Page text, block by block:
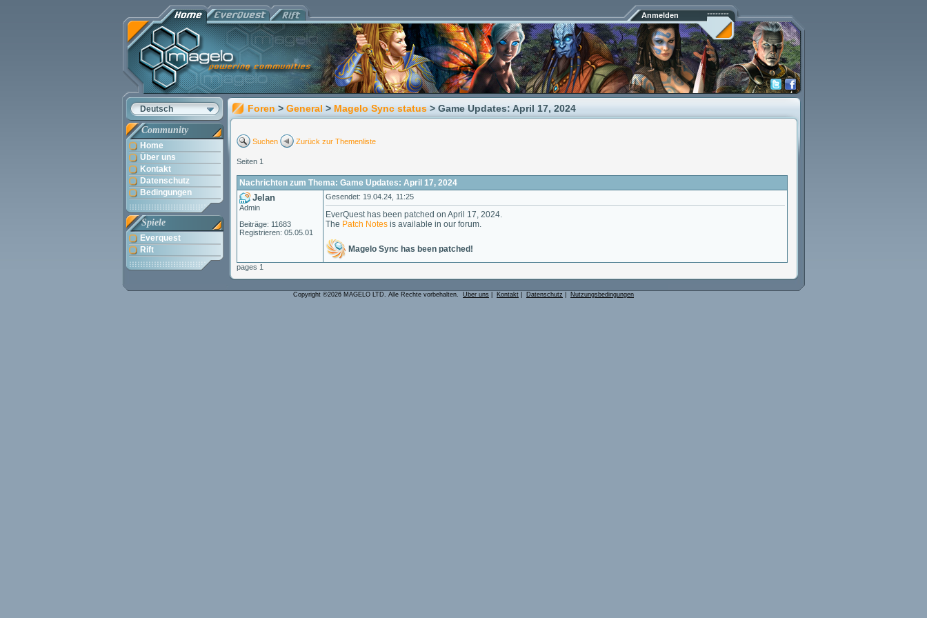
Anmelden
Deutsch
Community
Home
Über uns
Kontakt
Datenschutz
Bedingungen
Spiele
Everquest
Rift
Foren > General > Magelo Sync status > Game Updates: April 17, 2024
Suchen Zurück zur Themenliste
Seiten 1
Nachrichten zum Thema: Game Updates: April 17, 2024
Jelan
Admin
Beiträge: 11683
Registrieren: 05.05.01
Gesendet: 19.04.24, 11:25
EverQuest has been patched on April 17, 2024.
The Patch Notes is available in our forum.
Magelo Sync has been patched!
pages 1
Copyright ©2026 MAGELO LTD. Alle Rechte vorbehalten. Über uns Kontakt Datenschutz Nutzungsbedingungen